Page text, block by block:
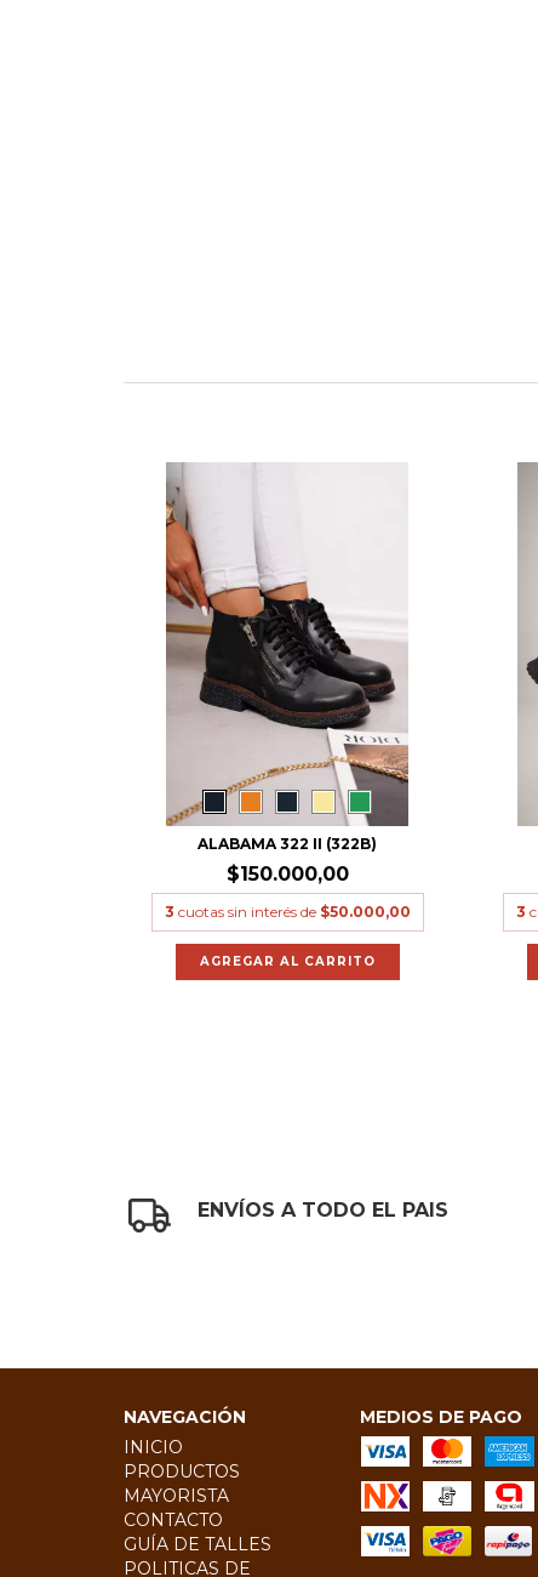
ALABAMA 322 II (322B)
$150.000,00
3 cuotas sin interés de $50.000,00
AGREGAR AL CARRITO
3
ENVÍOS A TODO EL PAIS
NAVEGACIÓN
INICIO
PRODUCTOS
MAYORISTA
CONTACTO
GUÍA DE TALLES
POLITICAS DE
MEDIOS DE PAGO